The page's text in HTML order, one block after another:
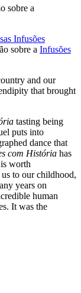
Infusões
sobre a Infusões
and our
that brought
tasting being
puts into
dance that
com História has
worth
to our childhood,
years on
human
It was the